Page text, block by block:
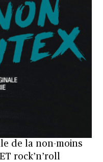
de la non-moins
rock’n’roll